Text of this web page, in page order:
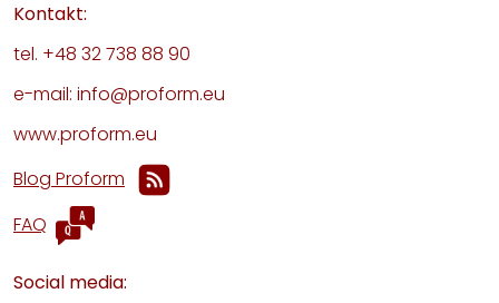
Kontakt:
tel. +48 32 738 88 90
e-mail: info@proform.eu
www.proform.eu
Blog Proform
FAQ
Social media: